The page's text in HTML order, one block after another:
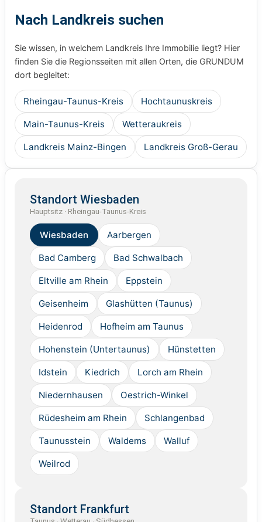
Nach Landkreis suchen
Sie wissen, in welchem Landkreis Ihre Immobilie liegt? Hier
finden Sie die Regionsseiten mit allen Orten, die GRUNDUM
dort begleitet:
Rheingau-Taunus-Kreis Hochtaunuskreis
Main-Taunus-Kreis Wetteraukreis
Landkreis Mainz-Bingen Landkreis Groß-Gerau
Standort Wiesbaden
Hauptsitz · Rheingau-Taunus-Kreis
Wiesbaden Aarbergen
Bad Camberg Bad Schwalbach
Eltville am Rhein Eppstein
Geisenheim Glashütten (Taunus)
Heidenrod Hofheim am Taunus
Hohenstein (Untertaunus) Hünstetten
Idstein Kiedrich Lorch am Rhein
Niedernhausen Oestrich-Winkel
Rüdesheim am Rhein Schlangenbad
Taunusstein Waldems Walluf
Weilrod
Standort Frankfurt